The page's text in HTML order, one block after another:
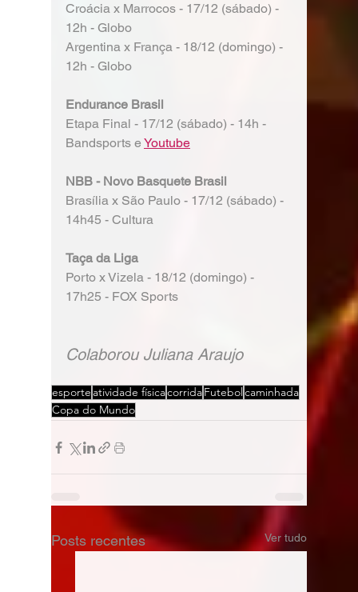
Croácia x Marrocos - 17/12 (sábado) -
12h - Globo
Argentina x França - 18/12 (domingo) -
12h - Globo
Endurance Brasil
Etapa Final - 17/12 (sábado) - 14h -
Bandsports e Youtube
NBB - Novo Basquete Brasil
Brasília x São Paulo - 17/12 (sábado) -
14h45 - Cultura
Taça da Liga
Porto x Vizela - 18/12 (domingo) -
17h25 - FOX Sports
Colaborou Juliana Araujo
esporte atividade físicacorridaFutebolcaminhada
Copa do Mundo
Posts recentes Ver tudo